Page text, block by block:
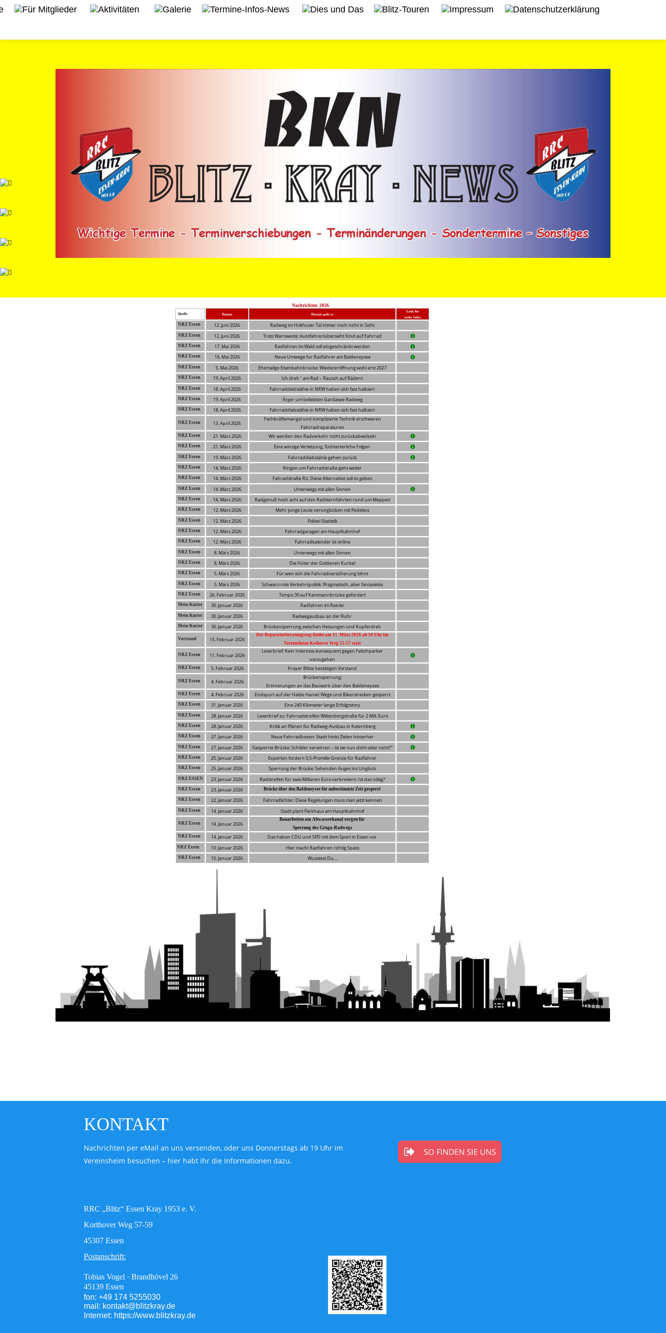
KONTAKT
Nachrichten per eMail an uns versenden, oder uns Donnerstags ab 19 Uhr im
Vereinsheim besuchen – hier habt ihr die Informationen dazu.
RRC „Blitz“ Essen Kray 1953 e. V.
Korthover Weg 57-59
45307 Essen
Postanschrift:
Tobias Vogel · Brandhövel 26
45139 Essen
fon: +49 174 5255030
mail: kontakt@blitzkray.de
Internet: https://www.blitzkray.de
           Nachrichten 2026
Quelle Datum Darum geht es
Link für
mehr Infos
NRZ Essen 12. Juni 2026 Radweg im Holthuser Tal immer noch nicht in Sicht
NRZ Essen 12. Juni 2026 Trotz Warnweste: Autofahreriübersieht Kind auf Fahrrad
NRZ Essen 17. Mai 2026 Radfahren im Wald soll eingeschränkt werden
NRZ Essen 16. Mai 2026 Neue Umwege fur Radfahrer am Baldeneysee
NRZ Essen 5. Mai 2026 Ehemalige Eisenbahnbrücke: Wiedereröffnung wohl erst 2027
NRZ Essen 19. April 2026 Ich dreh´ am Rad – Rausch auf Rädern
NRZ Essen 18. April 2026 Fahrraddiebstähle in NRW haben sich fast halbiert
NRZ Essen 19. April 2026 Ärger um beliebten Gardasee-Radweg
NRZ Essen 18. April 2026 Fahrraddiebstähle in NRW haben sich fast halbiert
NRZ Essen 13. April 2026
Fachkräftemangel und komplizierte Technik erschweren
Fahrradreparaturen
NRZ Essen 21. März 2026 Wir werden den Radverkehr nicht zurückabwickeln
NRZ Essen 21. März 2026 Eine winzige Verletzung, füchterterliche Folgen
NRZ Essen 19. März 2026 Fahrraddiebstähle gehen zurück
NRZ Essen 14. März 2026 Ringen um Fahrradstraße geht weiter
NRZ Essen 14. März 2026 Fahradstraße Rü: Diese Alternative soll es geben
NRZ Essen 14. März 2026 Unterwegs mit allen Sinnen
NRZ Essen 14. März 2026 Radgenuß hoch acht auf den Radsternfahrten rund um Meppen
NRZ Essen 12. März 2026 Mehr junge Leute verunglücken mit Pedelecs
NRZ Essen 12. März 2026 Polizei-Statistik
NRZ Essen 12. März 2026 Fahrradgaragen am Hauptbahnhof
NRZ Essen 12. März 2026 Fahrradkalender ist online
NRZ Essen 8. März 2026 Unterwegs mit allen Sinnen
NRZ Essen 8. März 2026 Die Hüter der Goldenen Kurbel
NRZ Essen 5. März 2026 Für wen sich die Fahrradversicherung lohnt
NRZ Essen 5. März 2026 Schwarz-rote Verkehrspolitik: Pragmatisch, aber fantasielos
NRZ Essen 26. Februar 2026 Tempo 30 auf Kammannbrücke gefordert
Mein Kurier 30. Januar 2026 Radfahren im Reivier
Mein Kurier 30. Januar 2026 Radwegausbau an der Ruhr
Mein Kurier 30. Januar 2026 Brückensperrung zwischen Heisungen und Kupferdreh
Vorstand 15. Februar 2026
Der Reparaturberatungstag findet am 11. März 2026 ab 10 Uhr im
Vereinsheim Kothover Weg 55-57 statt
NRZ Essen 11. Februar 2026
Leserbrief: Kein Interesse konsequent gegen Falschparker
vorzugehen
NRZ Essen 5. Februar 2026 Krayer Blitze bestätigen Vorstand
NRZ Essen 4. Februar 2026
Brückensperrung:
Erinnerungen an das Bauwerk über den Baldeneysee
NRZ Essen 4. Februar 2026 Endspurt auf der Halde Haniel: Wege und Bikerstrecken gesperrt
NRZ Essen 31. Januar 2026 Eine 240 Kilometer lange Erfolgsstory
NRZ Essen 28. Januar 2026 Leserbrief zu: Fahrradstreifen Wittenbergstraße für 2 Mill. Euro
NRZ Essen 28. Januar 2026 Kritik an Plänen für Radweg-Ausbau in Katernberg
NRZ Essen 27. Januar 2026 Neue Fahrradboxen: Stadt hinkt Zielen hinterher
NRZ Essen 27. Januar 2026 Gesperrte Brücke: Schilder verwirren – ist sie nun dicht oder nicht?“
NRZ Essen 25. Januar 2026 Experten fordern 0,5-Promille-Grenze für Radfahrer
NRZ Essen 25. Januar 2026 Sperrung der Brücke: Sehenden Auges ins Unglück
NRZ ESSEN 23. Januar 2026 Radstreifen für zwei Millonen Euro verbreitern: Ist das nötig?
NRZ Essen 23. Januar 2026 Brücke über den Baldeneysee für unbestimmte Zeit gesperrt
NRZ Essen 22. Januar 2026 Fahrradlichter: Diese Regelungen muss man jetzt kennen
NRZ Essen 14. Januar 2026 Stadt plant Parkhaus am Hauptbahnhof
NRZ Essen 14. Januar 2026
Bauarbeiten am Abwasserkanal sorgen für
Sperrung des Gruga-Radwegs
NRZ Essen
14. Januar 2026 Das haben CDU und SPD mit dem Sport in Essen vor
NRZ Essen 10. Januar 2026 Hier macht Radfahren richtig Spass
NRZ Essen 10. Januar 2026 Wusstest Du....